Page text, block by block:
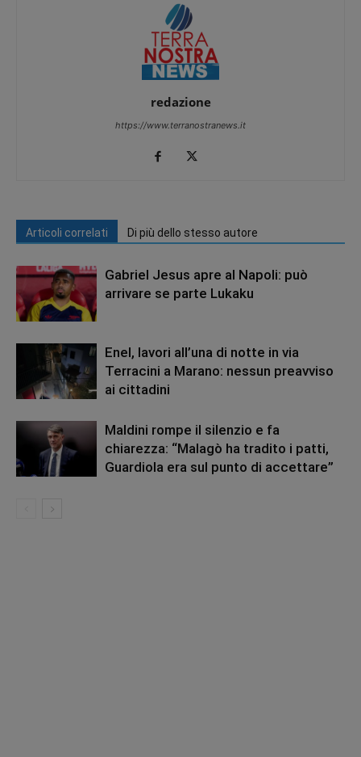
redazione
https://www.terranostranews.it
Articoli correlati Di più dello stesso autore
Gabriel Jesus apre al Napoli: può
arrivare se parte Lukaku
Enel, lavori all’una di notte in via
Terracini a Marano: nessun preavviso
ai cittadini
Maldini rompe il silenzio e fa
chiarezza: “Malagò ha tradito i patti,
Guardiola era sul punto di accettare”